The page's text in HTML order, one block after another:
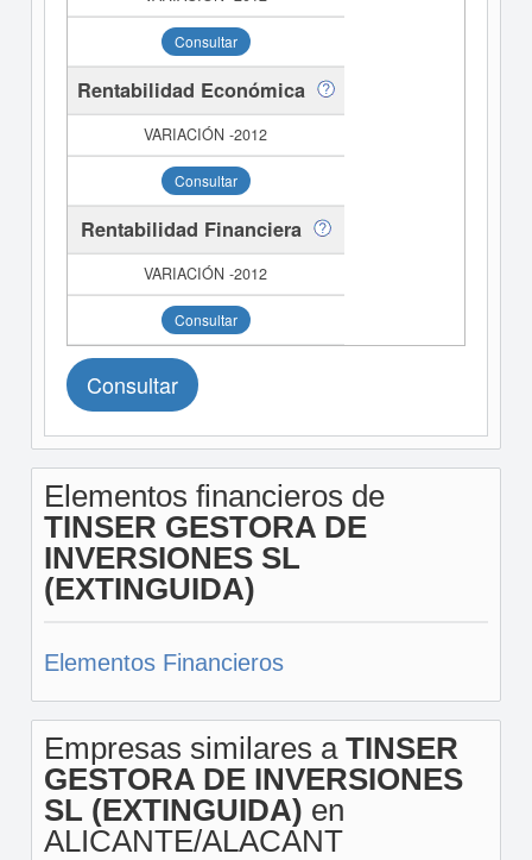
Consultar
Rentabilidad Económica
Consultar
Rentabilidad Financiera
Consultar
Consultar
Elementos financieros de
TINSER GESTORA DE
INVERSIONES SL
(EXTINGUIDA)
Elementos Financieros
Empresas similares a TINSER
GESTORA DE INVERSIONES
SL (EXTINGUIDA) en
ALICANTE/ALACANT